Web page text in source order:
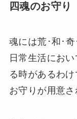
四魂のお守り
魂には荒･和･
日常生活にお
る時があるわ
お守りが用意さ